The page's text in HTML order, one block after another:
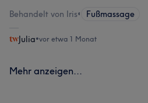
Behandelt von Iris• Fußmassage
Julia•vor etwa 1 Monat
Mehr anzeigen...